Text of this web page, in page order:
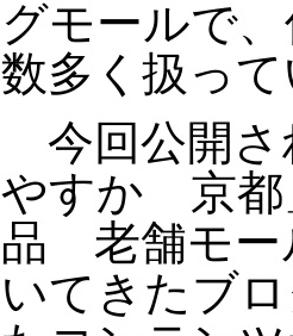
グモールで
数多く扱っ
今回公開さ
やすか 京都
品 老舗モー
いてきたブ